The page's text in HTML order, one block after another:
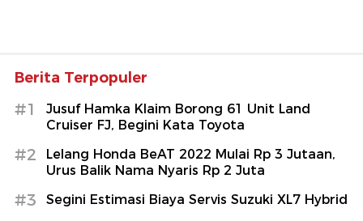
Berita Terpopuler
#1
Jusuf Hamka Klaim Borong 61 Unit Land
Cruiser FJ, Begini Kata Toyota
#2
Lelang Honda BeAT 2022 Mulai Rp 3 Jutaan,
Urus Balik Nama Nyaris Rp 2 Juta
#3 Segini Estimasi Biaya Servis Suzuki XL7 Hybrid